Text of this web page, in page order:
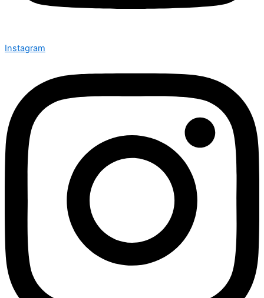
Instagram